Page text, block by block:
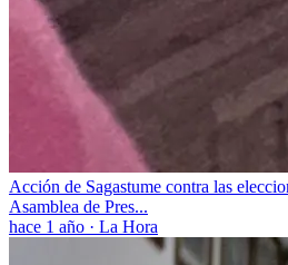
Acción de Sagastume contra las
Asamblea de Pres...
hace 1 año · La Hora